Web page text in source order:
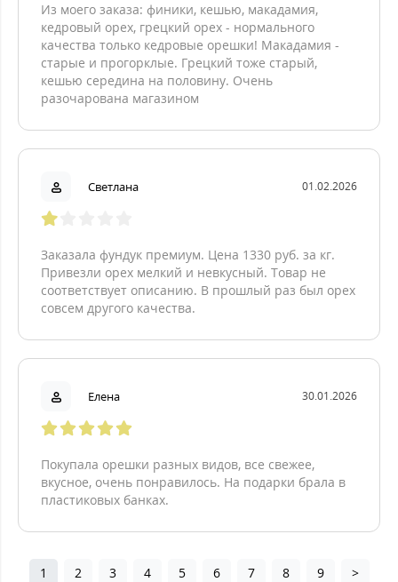
Из моего заказа: финики, кешью, макадамия,
кедровый орех, грецкий орех - нормального
качества только кедровые орешки! Макадамия -
старые и прогорклые. Грецкий тоже старый,
кешью середина на половину. Очень
разочарована магазином
Светлана 01.02.2026
Заказала фундук премиум. Цена 1330 руб. за кг.
Привезли орех мелкий и невкусный. Товар не
соответствует описанию. В прошлый раз был орех
совсем другого качества.
Елена 30.01.2026
Покупала орешки разных видов, все свежее,
вкусное, очень понравилось. На подарки брала в
пластиковых банках.
1 2 3 4 5 6 7 8 9
>